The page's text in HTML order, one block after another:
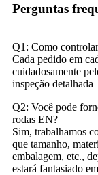
Perguntas
Q1: Como
Cada pedido em
cuidadosamente
inspeção detalhada
Q2: Você pode
rodas EN?
Sim, trabalhamos
que tamanho,
embalagem, etc.,
estará fantasiado